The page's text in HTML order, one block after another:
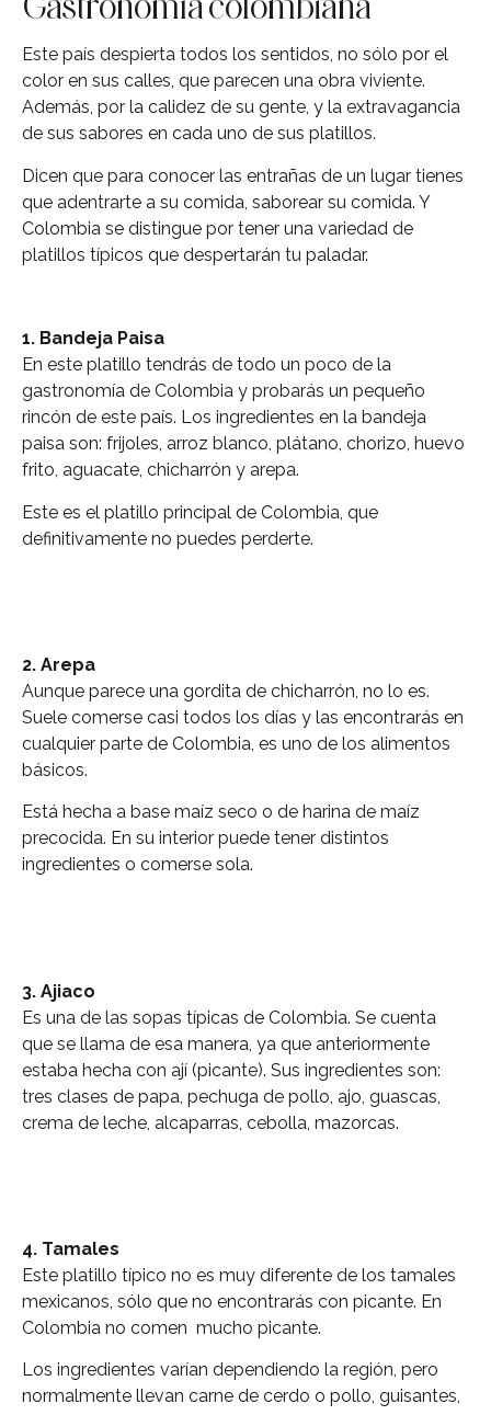
Este país despierta todos los sentidos, no sólo por el
color en sus calles, que parecen una obra viviente.
Además, por la calidez de su gente, y la extravagancia
de sus sabores en cada uno de sus platillos.
Dicen que para conocer las entrañas de un lugar tienes
que adentrarte a su comida, saborear su comida. Y
Colombia se distingue por tener una variedad de
platillos típicos que despertarán tu paladar.
1. Bandeja Paisa
En este platillo tendrás de todo un poco de la
gastronomía de Colombia y probarás un pequeño
rincón de este país. Los ingredientes en la bandeja
paisa son: frijoles, arroz blanco, plátano, chorizo, huevo
frito, aguacate, chicharrón y arepa.
Este es el platillo principal de Colombia, que
definitivamente no puedes perderte.
2. Arepa
Aunque parece una gordita de chicharrón, no lo es.
Suele comerse casi todos los días y las encontrarás en
cualquier parte de Colombia, es uno de los alimentos
básicos.
Está hecha a base maíz seco o de harina de maíz
precocida. En su interior puede tener distintos
ingredientes o comerse sola.
3. Ajiaco
Es una de las sopas típicas de Colombia. Se cuenta
que se llama de esa manera, ya que anteriormente
estaba hecha con ají (picante). Sus ingredientes son:
tres clases de papa, pechuga de pollo, ajo, guascas,
crema de leche, alcaparras, cebolla, mazorcas.
4. Tamales
Este platillo típico no es muy diferente de los tamales
mexicanos, sólo que no encontrarás con picante. En
Colombia no comen mucho picante.
Los ingredientes varían dependiendo la región, pero
normalmente llevan carne de cerdo o pollo, guisantes,